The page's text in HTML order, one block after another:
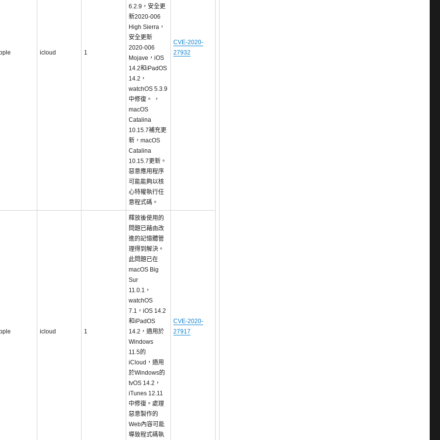
icloud 1
6.2.9，安全更
新2020-006
High Sierra，
安全更新
2020-006
Mojave，iOS
14.2和iPadOS
14.2，
watchOS 5.3.9
中修復。 ，
macOS
Catalina
10.15.7補充更
新，macOS
Catalina
10.15.7更新。
惡意應用程序
可能能夠以核
心特權執行任
意程式碼。
CVE-2020-
27932
icloud 1
釋放後使用的
問題已藉由改
進的記憶體管
理得到解決。
此問題已在
macOS Big
Sur
11.0.1，
watchOS
7.1，iOS 14.2
和iPadOS
14.2，適用於
Windows
11.5的
iCloud，適用
於Windows的
tvOS 14.2，
iTunes 12.11
中修復。處理
惡意製作的
Web內容可能
導致程式碼執
CVE-2020-
27917